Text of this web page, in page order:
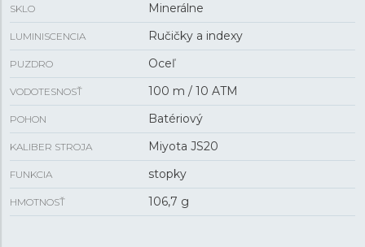
SKLO Minerálne
LUMINISCENCIA Ručičky a indexy
PUZDRO Oceľ
VODOTESNOSŤ 100 m / 10 ATM
POHON Batériový
KALIBER STROJA Miyota JS20
FUNKCIA stopky
HMOTNOSŤ 106,7 g